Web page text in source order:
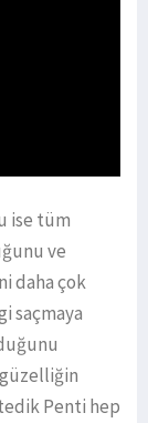
ise tüm
ve
daha çok
saçmaya
Penti hep